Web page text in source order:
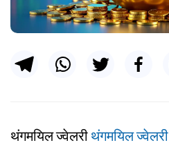
थंगमयिल ज्वेलरी थंगमयिल ज्वेलरी